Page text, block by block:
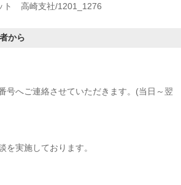
ト 高崎支社/1201_1276
から
号へご連絡させていただきます。(当日～翌
実施しております。